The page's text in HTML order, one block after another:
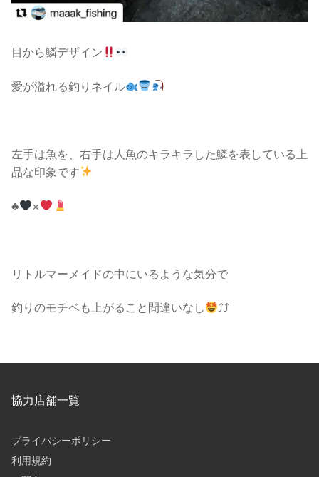
目から鱗デザイン
愛が溢れる釣りネイル
左手は魚を、右手は人魚のキラキラした鱗を表している上
品な印象です
♣️ ×
リトルマーメイドの中にいるような気分で
釣りのモチベも上がること間違いなし ⤴︎︎⤴︎
協力店舗一覧
プライバシーポリシー
利用規約